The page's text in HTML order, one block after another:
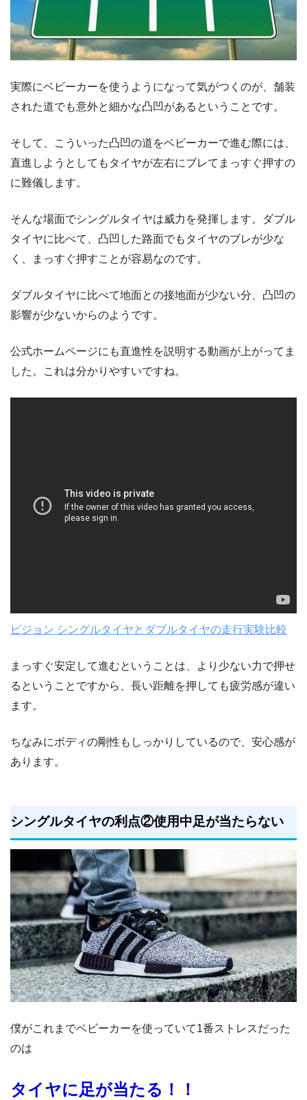
実際にベビーカーを使うようになって気がつくのが、舗装
された道でも意外と細かな凸凹があるということです。
そして、こういった凸凹の道をベビーカーで進む際には、
直進しようとしてもタイヤが左右にブレてまっすぐ押すの
に難儀します。
そんな場面でシングルタイヤは威力を発揮します。ダブル
タイヤに比べて、凸凹した路面でもタイヤのブレが少な
く、まっすぐ押すことが容易なのです。
ダブルタイヤに比べて地面との接地面が少ない分、凸凹の
影響が少ないからのようです。
公式ホームページにも直進性を説明する動画が上がってま
した。これは分かりやすいですね。
ピジョン シングルタイヤとダブルタイヤの走行実験比較
まっすぐ安定して進むということは、より少ない力で押せ
るということですから、長い距離を押しても疲労感が違い
ます。
ちなみにボディの剛性もしっかりしているので、安心感が
あります。
シングルタイヤの利点②使用中足が当たらない
僕がこれまでベビーカーを使っていて1番ストレスだった
のは
タイヤに足が当たる！！